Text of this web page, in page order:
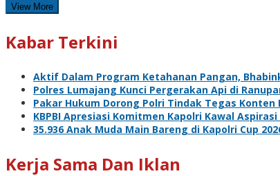
View More
Kabar Terkini
Aktif Dalam Program Ketahanan Pangan,
Polres Lumajang Kunci Pergerakan Api di
Pakar Hukum Dorong Polri Tindak Tegas
KBPBI Apresiasi Komitmen Kapolri Kawal
35.936 Anak Muda Main Bareng di Kapolri Cup
Kerja Sama Dan Iklan